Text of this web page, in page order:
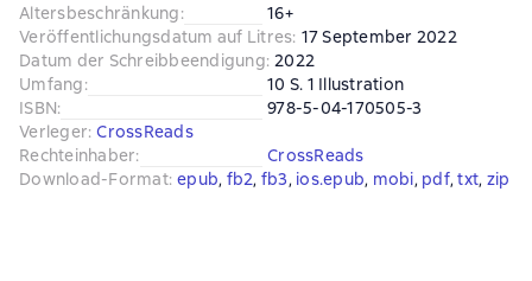
Altersbeschränkung:
16+
Veröffentlichungsdatum auf Litres: 17 September 2022
Datum der Schreibbeendigung: 2022
Umfang:
10 S. 1 Illustration
ISBN:
978-5-04-170505-3
Verleger: CrossReads
Rechteinhaber:
CrossReads
Download-Format: epub, fb2, fb3, ios.epub, mobi, pdf, txt, zip